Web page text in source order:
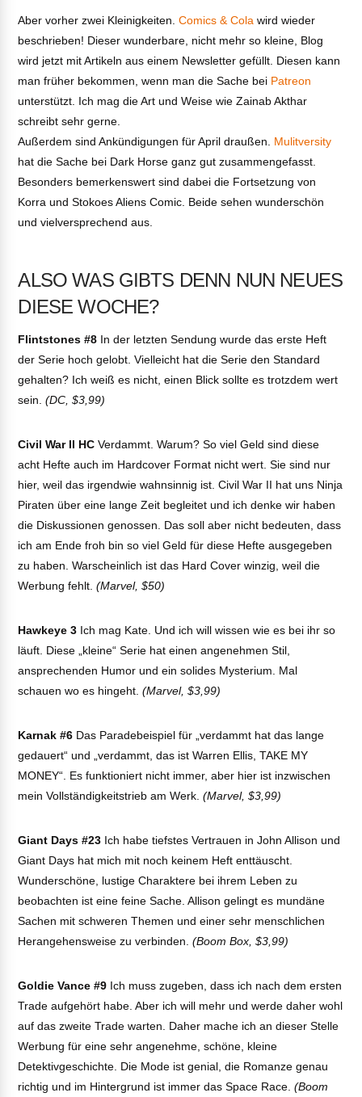
Aber vorher zwei Kleinigkeiten.Comics & Cola wird wieder
beschrieben! Dieser wunderbare, nicht mehr so kleine, Blog
wird jetzt mit Artikeln aus einem Newsletter gefüllt. Diesen kann
man früher bekommen, wenn man die Sache bei Patreon
unterstützt. Ich mag die Art und Weise wie Zainab Akthar
schreibt sehr gerne.
Außerdem sind Ankündigungen für April draußen. Mulitversity
hat die Sache bei Dark Horse ganz gut zusammengefasst.
Besonders bemerkenswert sind dabei die Fortsetzung von
Korra und Stokoes Aliens Comic. Beide sehen wunderschön
und vielversprechend aus.
ALSO WAS GIBTS DENN NUN NEUES
DIESE WOCHE?
Flintstones #8 In der letzten Sendung wurde das erste Heft
der Serie hoch gelobt. Vielleicht hat die Serie den Standard
gehalten? Ich weiß es nicht, einen Blick sollte es trotzdem wert
sein.(DC, $3,99)
Civil War II HC Verdammt. Warum? So viel Geld sind diese
acht Hefte auch im Hardcover Format nicht wert. Sie sind nur
hier, weil das irgendwie wahnsinnig ist. Civil War II hat uns Ninja
Piraten über eine lange Zeit begleitet und ich denke wir haben
die Diskussionen genossen. Das soll aber nicht bedeuten, dass
ich am Ende froh bin so viel Geld für diese Hefte ausgegeben
zu haben. Warscheinlich ist das Hard Cover winzig, weil die
Werbung fehlt.(Marvel, $50)
Hawkeye 3 Ich mag Kate. Und ich will wissen wie es bei ihr so
läuft. Diese „kleine“ Serie hat einen angenehmen Stil,
ansprechenden Humor und ein solides Mysterium. Mal
schauen wo es hingeht.(Marvel, $3,99)
Karnak #6 Das Paradebeispiel für „verdammt hat das lange
gedauert“ und „verdammt, das ist Warren Ellis, TAKE MY
MONEY“. Es funktioniert nicht immer, aber hier ist inzwischen
mein Vollständigkeitstrieb am Werk.(Marvel, $3,99)
Giant Days #23 Ich habe tiefstes Vertrauen in John Allison und
Giant Days hat mich mit noch keinem Heft enttäuscht.
Wunderschöne, lustige Charaktere bei ihrem Leben zu
beobachten ist eine feine Sache. Allison gelingt es mundäne
Sachen mit schweren Themen und einer sehr menschlichen
Herangehensweise zu verbinden.(Boom Box, $3,99)
Goldie Vance #9 Ich muss zugeben, dass ich nach dem ersten
Trade aufgehört habe. Aber ich will mehr und werde daher wohl
auf das zweite Trade warten. Daher mache ich an dieser Stelle
Werbung für eine sehr angenehme, schöne, kleine
Detektivgeschichte. Die Mode ist genial, die Romanze genau
richtig und im Hintergrund ist immer das Space Race.(Boom